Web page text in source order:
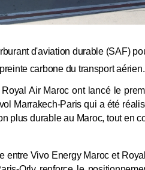
d'aviation durable (SAF)
carbone du transport aérien.
Air Maroc ont lancé le
Marrakech-Paris qui a été
plus durable au Maroc, tout
Vivo Energy Maroc et